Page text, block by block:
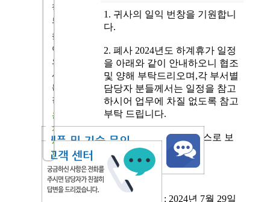
1. 귀사의 일익 번창을 기원합니
다.
2. 폐사 2024년도 하계휴가 일정
을 아래와 같이 안내하오니 협조
및 양해 부탁드리오며,각 부서별
담당자 분들께서는 일정을 참고
하시어 업무에 차질 없도록 참고
부탁 드립니다.
재 충전 후 더 나은 서비스로 보
답하겠습니다.
감사합니다.
- 아 래 -
여름휴가기간 : 2024년 7월 29일
정
보
찾
아
오
시
는
길
공
지
사
항